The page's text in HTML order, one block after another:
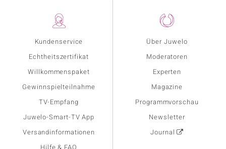
Kundenservice
Echtheitszertifikat
Willkommenspaket
Gewinnspielteilnahme
TV-Empfang
Juwelo-Smart-TV App
Versandinformationen
Über Juwelo
Moderatoren
Experten
Magazine
Programmvorschau
Newsletter
Journal